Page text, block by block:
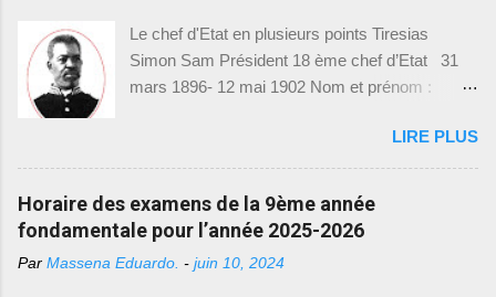
spécialement conçus pour l'année académique
2021-2022. Cette initiative vise à permettre aux
élèves de mieux se préparer et de s'adapter aux
heureux de vous fournir toutes les informations
nécessaires pour accéder à ces précieux
modèles d'examens. Comment accéder aux
modèles d'examens : Pour télécharger les
modèles d'examens de 9e année fondamentale,
Le chef d'Etat en plusieurs points Tiresias
Simon Sam Président 18 ème chef d’Etat 31
mars 1896- 12 mai 1902 Nom et prénom :
Épouse : Constance Salomon Président : 31
mars 1896 Exilé : 12 mai 1902 Décédé : 1916
Profession : Militaire Poste avant la présidence :
ministre de la guerre sous le gouvernement de
Florvil Hyppolite Mesures prises et réalisations
Après la mort de Florvil Hyppolite, l’assemblée
LIRE PLUS
Horaire des examens de la 9ème année
fondamentale pour l’année 2025-2026
Par Massena Eduardo. - juin 10, 2024